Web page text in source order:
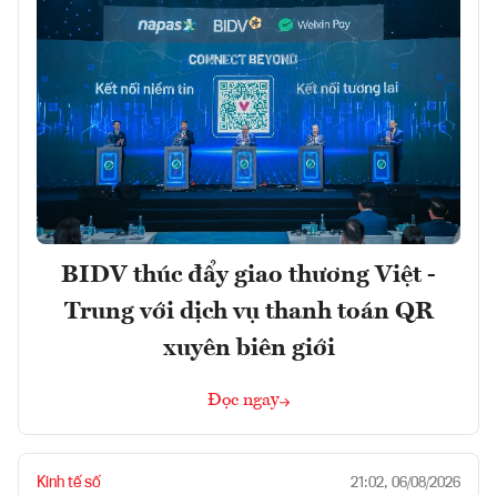
BIDV thúc đẩy giao thương Việt -
Trung với dịch vụ thanh toán QR
xuyên biên giới
Đọc ngay
Kinh tế số 21:02, 06/08/2026